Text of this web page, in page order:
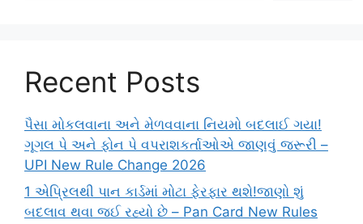
Recent Posts
પૈસા મોકલવાના અને મેળવવાના નિયમો બદલાઈ ગયા!
ગૂગલ પે અને ફોન પે વપરાશકર્તાઓએ જાણવું જરૂરી –
UPI New Rule Change 2026
1 એપ્રિલથી પાન કાર્ડમાં મોટા ફેરફાર થશે!જાણો શું
બદલાવ થવા જઈ રહ્યો છે – Pan Card New Rules